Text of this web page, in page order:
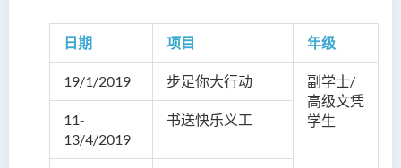
日期 项目 年级
19/1/2019 步足你大行动
副学士/
高级文凭
学生
11-
13/4/2019
书送快乐义工